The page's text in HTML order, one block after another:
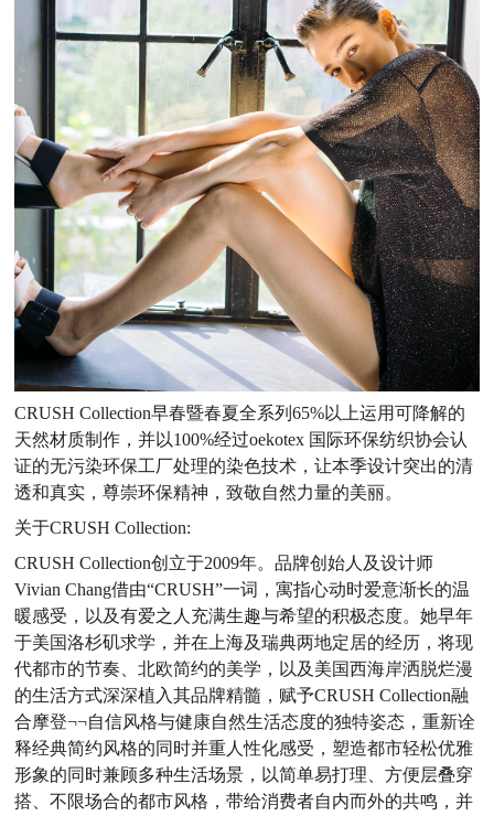
CRUSH Collection早春暨春夏全系列65%以上运用可降解的
天然材质制作，并以100%经过oekotex 国际环保纺织协会认
证的无污染环保工厂处理的染色技术，让本季设计突出的清
透和真实，尊崇环保精神，致敬自然力量的美丽。
关于CRUSH Collection:
CRUSH Collection创立于2009年。品牌创始人及设计师
Vivian Chang借由“CRUSH”一词，寓指心动时爱意渐长的温
暖感受，以及有爱之人充满生趣与希望的积极态度。她早年
于美国洛杉矶求学，并在上海及瑞典两地定居的经历，将现
代都市的节奏、北欧简约的美学，以及美国西海岸洒脱烂漫
的生活方式深深植入其品牌精髓，赋予CRUSH Collection融
合摩登¬¬自信风格与健康自然生活态度的独特姿态，重新诠
释经典简约风格的同时并重人性化感受，塑造都市轻松优雅
形象的同时兼顾多种生活场景，以简单易打理、方便层叠穿
搭、不限场合的都市风格，带给消费者自内而外的共鸣，并